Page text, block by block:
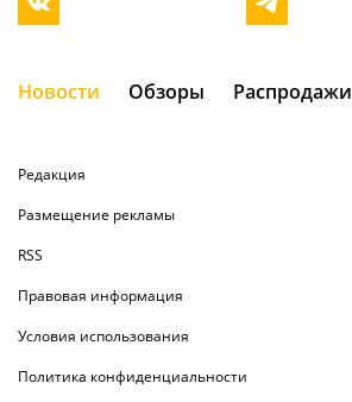
Новости Обзоры Распродажи
Редакция
Размещение рекламы
RSS
Правовая информация
Условия использования
Политика конфиденциальности